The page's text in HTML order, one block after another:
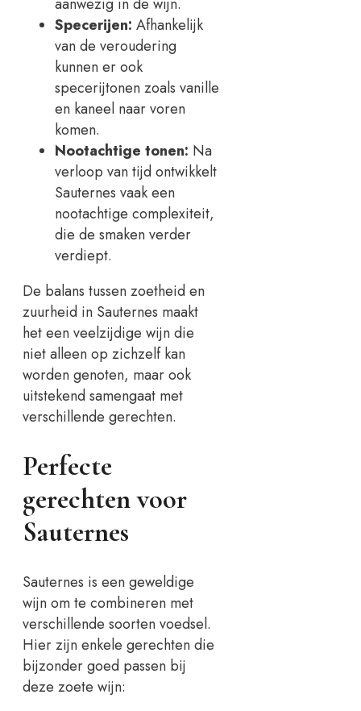
Specerijen: Afhankelijk
van de veroudering
kunnen er ook
specerijtonen zoals vanille
en kaneel naar voren
komen.
Nootachtige tonen: Na
verloop van tijd ontwikkelt
Sauternes vaak een
nootachtige complexiteit,
die de smaken verder
verdiept.
De balans tussen zoetheid en
zuurheid in Sauternes maakt
het een veelzijdige wijn die
niet alleen op zichzelf kan
worden genoten, maar ook
uitstekend samengaat met
verschillende gerechten.
Perfecte
gerechten voor
Sauternes
Sauternes is een geweldige
wijn om te combineren met
verschillende soorten voedsel.
Hier zijn enkele gerechten die
bijzonder goed passen bij
deze zoete wijn: